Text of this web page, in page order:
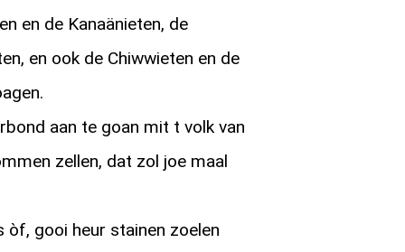
en de Kanaänieten, de
en ook de Chiwwieten en de
aan te goan mit t volk van
zellen, dat zol joe maal
gooi heur stainen zoelen